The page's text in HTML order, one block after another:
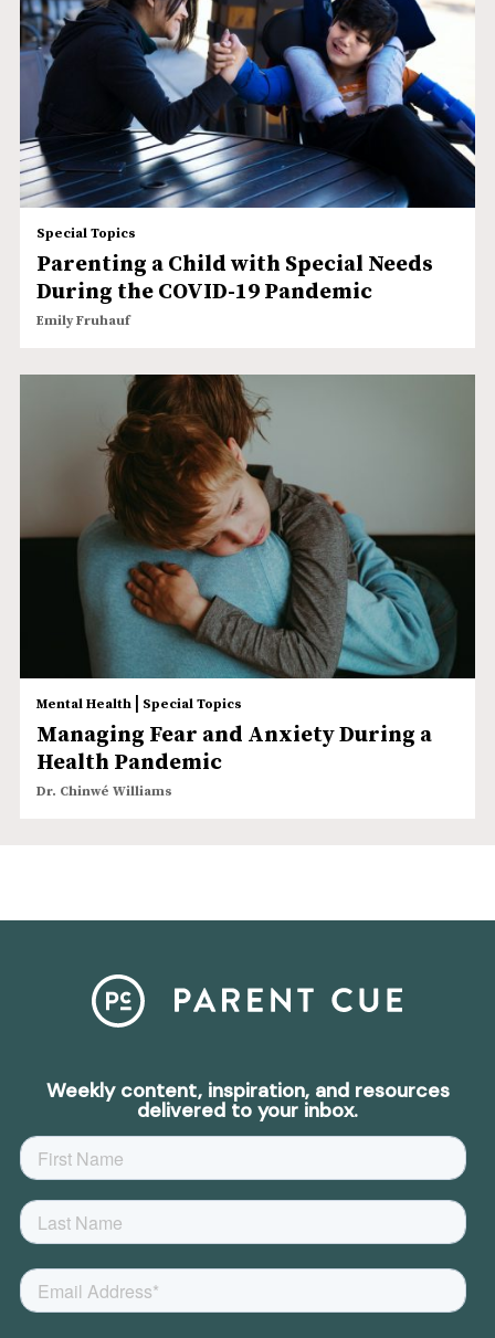
Special Topics
Parenting a Child with Special Needs
During the COVID-19 Pandemic
Emily Fruhauf
Mental Health| Special Topics
Managing Fear and Anxiety During a
Health Pandemic
Dr. Chinwé Williams
Weekly content, inspiration, and resources
delivered to your inbox.